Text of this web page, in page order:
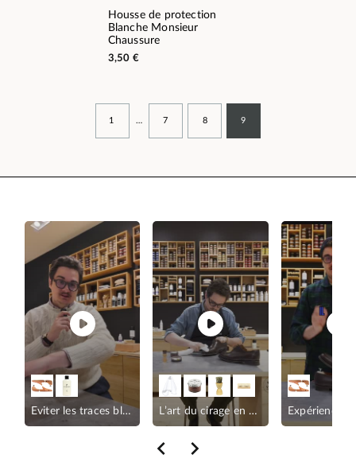
Housse de protection
Blanche Monsieur
Chaussure
3,50 €
1 … 7 8 9
Eviter les traces blanches L’art du cirage en 3 étapesExpérience